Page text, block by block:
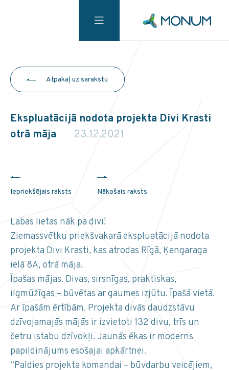
Atpakaļ uz sarakstu
Ekspluatācijā nodota projekta Divi Krasti
otrā māja
23.12.2021
Iepriekšējais raksts Nākošais raksts
Labas lietas nāk pa divi!
Ziemassvētku priekšvakarā ekspluatācijā nodota
projekta Divi Krasti, kas atrodas Rīgā, Ķengaraga
ielā 8A, otrā māja.
Īpašas mājas. Divas, sirsnīgas, praktiskas,
ilgmūžīgas – būvētas ar gaumes izjūtu. Īpašā vietā.
Ar īpašām ērtībām. Projekta divās daudzstāvu
dzīvojamajās mājās ir izvietoti 132 divu, trīs un
četru istabu dzīvokļi. Jaunās ēkas ir moderns
papildinājums esošajai apkārtnei.
“Paldies projekta komandai – būvdarbu veicējiem,